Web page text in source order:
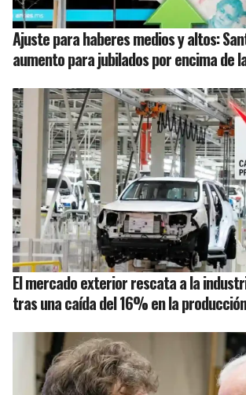
Ajuste para haberes medios y altos:
aumento para jubilados por encima de
El mercado exterior rescata a la
tras una caída del 16% en la